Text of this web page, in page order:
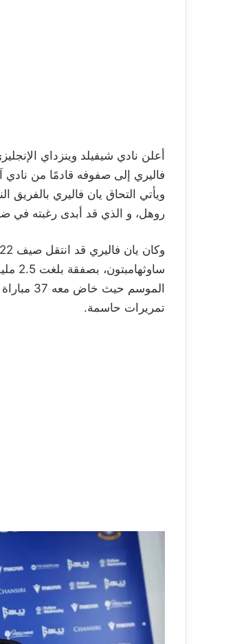
فاليري إلى صفوفه قادمًا من
ويأتي التحاق يان فاليري
روهل، و الذي قد أبدى رغبته في
تمريرات حاسمة.